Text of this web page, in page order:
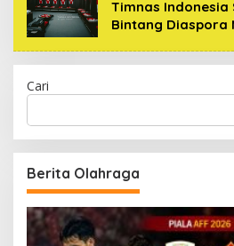
Timnas Indonesia
Bintang Diaspora
Cari
Berita Olahraga